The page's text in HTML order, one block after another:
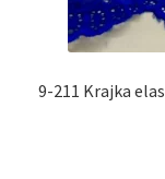
9-211 Krajka